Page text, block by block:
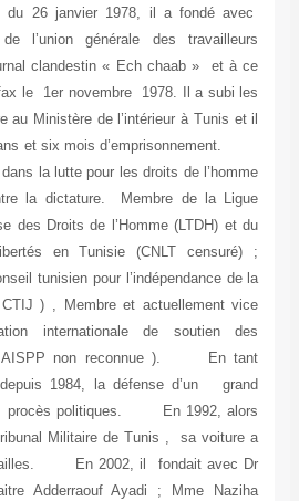
du 26 janvier 1978, il a fondé avec
l’union générale des travailleurs
clandestin « Ech chaab » et à ce
le 1er novembre 1978. Il a subi les
au Ministère de l’intérieur à Tunis et il
et six mois d’emprisonnement.
la lutte pour les droits de l’homme
la dictature. Membre de la Ligue
des Droits de l’Homme (LTDH) et du
en Tunisie (CNLT censuré) ;
tunisien pour l’indépendance de la
) , Membre et actuellement vice
internationale de soutien des
( AISPP non reconnue ). En tant
1984, la défense d’un grand
procès politiques. En 1992, alors
Militaire de Tunis , sa voiture a
En 2002, il fondait avec Dr
Adderraouf Ayadi ; Mme Naziha